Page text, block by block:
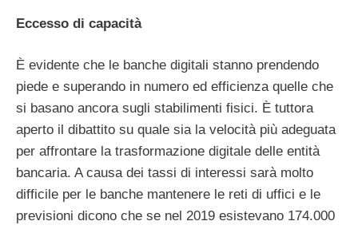
Eccesso di capacità
È evidente che le banche digitali stanno prendendo
piede e superando in numero ed efficienza quelle che
si basano ancora sugli stabilimenti fisici. È tuttora
aperto il dibattito su quale sia la velocità più adeguata
per affrontare la trasformazione digitale delle entità
bancaria. A causa dei tassi di interessi sarà molto
difficile per le banche mantenere le reti di uffici e le
previsioni dicono che se nel 2019 esistevano 174.000